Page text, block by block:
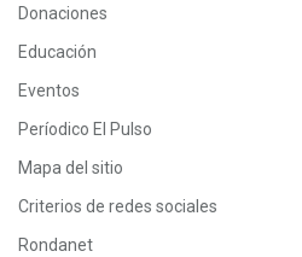
Donaciones
Educación
Eventos
Períodico El Pulso
Mapa del sitio
Criterios de redes sociales
Rondanet